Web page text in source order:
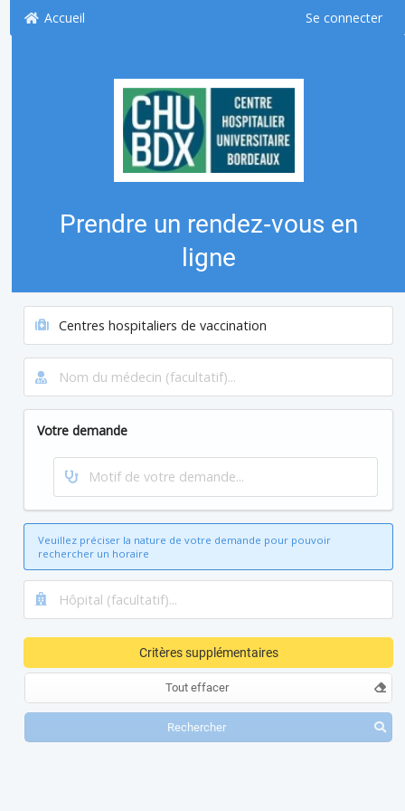
Accueil Se connecter
Prendre un rendez‑vous en
ligne
Votre demande
Veuillez préciser la nature de votre demande pour pouvoir
rechercher un horaire
Critères supplémentaires
Tout effacer
Rechercher